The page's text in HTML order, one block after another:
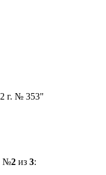
г. № 353"
№2из 3: